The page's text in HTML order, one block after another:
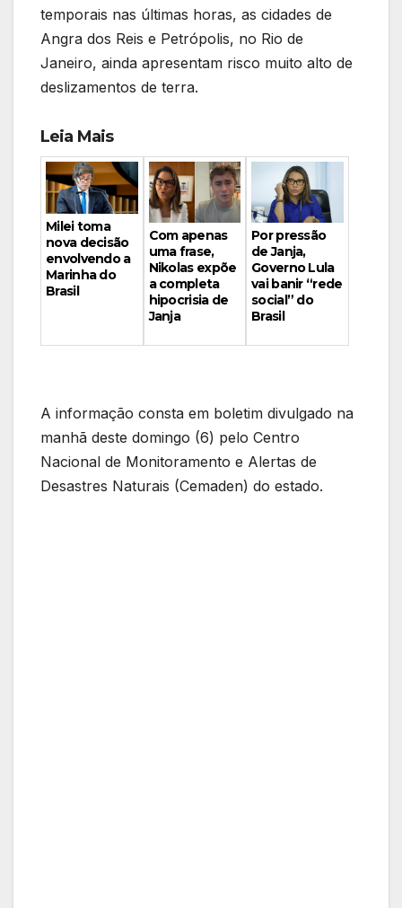
temporais nas últimas horas, as cidades de
Angra dos Reis e Petrópolis, no Rio de
Janeiro, ainda apresentam risco muito alto de
deslizamentos de terra.
Leia Mais
Milei toma
nova decisão
envolvendo a
Marinha do
Brasil
Com apenas
uma frase,
Nikolas expõe
a completa
hipocrisia de
Janja
Por pressão
de Janja,
Governo Lula
vai banir “rede
social” do
Brasil
A informação consta em boletim divulgado na
manhã deste domingo (6) pelo Centro
Nacional de Monitoramento e Alertas de
Desastres Naturais (Cemaden) do estado.